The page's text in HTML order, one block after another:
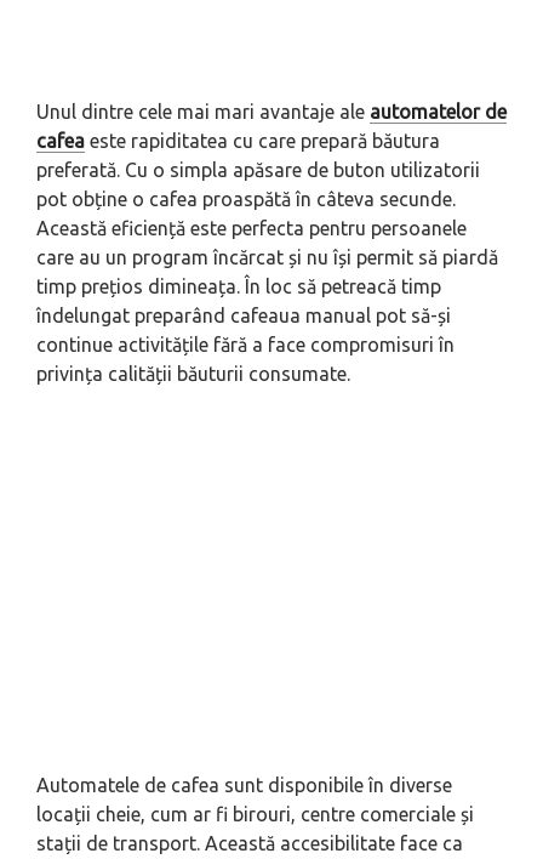
Unul dintre cele mai mari avantaje ale automatelor de
cafea este rapiditatea cu care prepară băutura
preferată. Cu o simpla apăsare de buton utilizatorii
pot obține o cafea proaspătă în câteva secunde.
Această eficiență este perfecta pentru persoanele
care au un program încărcat și nu își permit să piardă
timp prețios dimineața. În loc să petreacă timp
îndelungat preparând cafeaua manual pot să-și
continue activitățile fără a face compromisuri în
privința calității băuturii consumate.
Automatele de cafea sunt disponibile în diverse
locații cheie, cum ar fi birouri, centre comerciale și
stații de transport. Această accesibilitate face ca